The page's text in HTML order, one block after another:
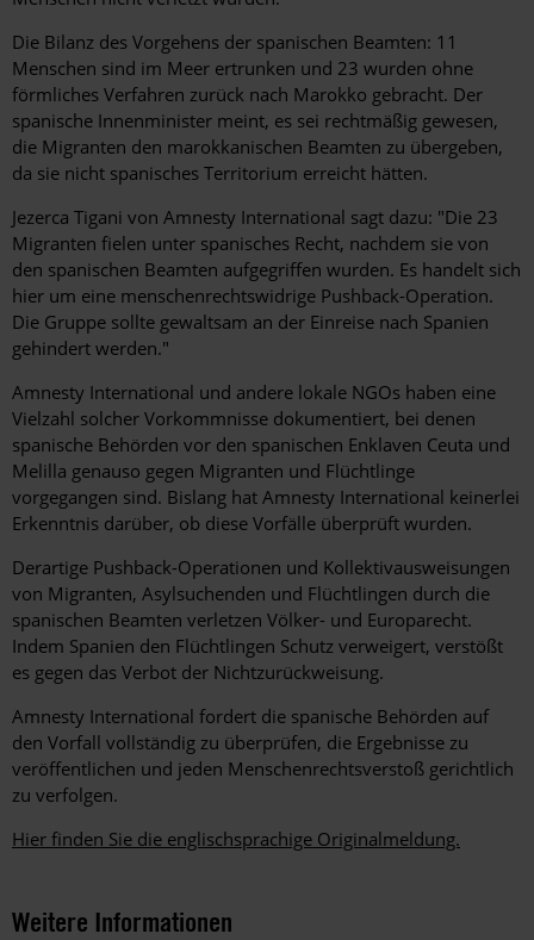
Die Bilanz des Vorgehens der spanischen Beamten: 11
Menschen sind im Meer ertrunken und 23 wurden ohne
förmliches Verfahren zurück nach Marokko gebracht. Der
spanische Innenminister meint, es sei rechtmäßig gewesen,
die Migranten den marokkanischen Beamten zu übergeben,
da sie nicht spanisches Territorium erreicht hätten.
Jezerca Tigani von Amnesty International sagt dazu: "Die 23
Migranten fielen unter spanisches Recht, nachdem sie von
den spanischen Beamten aufgegriffen wurden. Es handelt sich
hier um eine menschenrechtswidrige Pushback-Operation.
Die Gruppe sollte gewaltsam an der Einreise nach Spanien
gehindert werden."
Amnesty International und andere lokale NGOs haben eine
Vielzahl solcher Vorkommnisse dokumentiert, bei denen
spanische Behörden vor den spanischen Enklaven Ceuta und
Melilla genauso gegen Migranten und Flüchtlinge
vorgegangen sind. Bislang hat Amnesty International keinerlei
Erkenntnis darüber, ob diese Vorfälle überprüft wurden.
Derartige Pushback-Operationen und Kollektivausweisungen
von Migranten, Asylsuchenden und Flüchtlingen durch die
spanischen Beamten verletzen Völker- und Europarecht.
Indem Spanien den Flüchtlingen Schutz verweigert, verstößt
es gegen das Verbot der Nichtzurückweisung.
Amnesty International fordert die spanische Behörden auf
den Vorfall vollständig zu überprüfen, die Ergebnisse zu
veröffentlichen und jeden Menschenrechtsverstoß gerichtlich
zu verfolgen.
Hier finden Sie die englischsprachige Originalmeldung.
Weitere Informationen